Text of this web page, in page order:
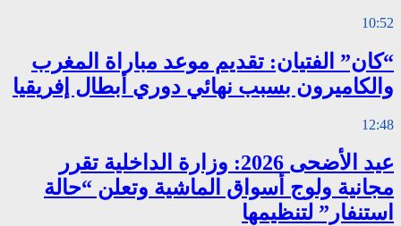
10:52
“كان” الفتيان: تقديم موعد مباراة المغرب
والكاميرون بسبب نهائي دوري أبطال إفريقيا
12:48
عيد الأضحى 2026: وزارة الداخلية تقرر
مجانية ولوج أسواق الماشية وتعلن “حالة
استنفار” لتنظيمها